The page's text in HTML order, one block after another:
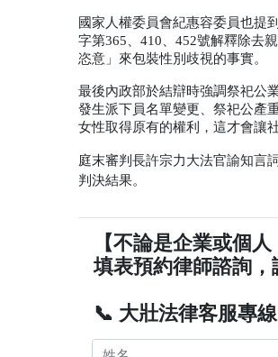
國家人權委員會紀惠容委員也提
字第365 410 452號解釋除去
恣意」來包裝性別歧視的事實。
最後內政部於結辯時強調祭祀公
發生派下員名單變更、祭祀公產
女性取得原有的權利，這才會讓
庭末審判長許宗力大法官諭知言
判決結果。
【不論是企業或個
填表預約律師諮詢，
📞 大壯法律客服專線